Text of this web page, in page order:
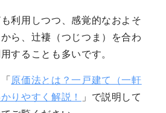
利用しつつ、感覚的なおよそ
ら、辻褄（つじつま）を合わ
することも多いです。
原価法とは？一戸建て（一軒
りやすく解説！
」で説明して